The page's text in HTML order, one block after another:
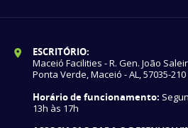
ESCRITÓRIO:
Maceió Facilities - R. Gen. João
Ponta Verde, Maceió - AL, 57035-210
Horário de funcionamento:
13h às 17h